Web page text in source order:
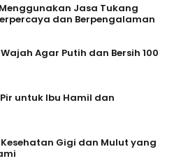
Jasa Tukang
dan Berpengalaman
Agar Putih dan Bersih 100
untuk Ibu Hamil dan
Gigi dan Mulut yang